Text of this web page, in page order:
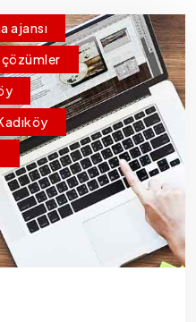
ajansı
çözümler